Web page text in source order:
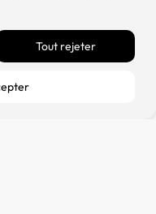
Tout rejeter
avec ♥ par l’